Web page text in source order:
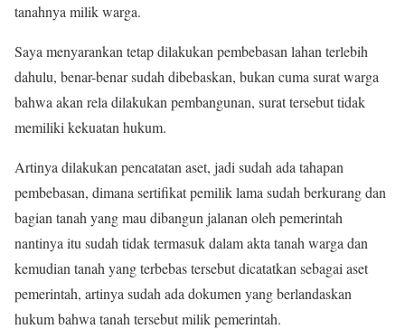
tanahnya milik warga.
Saya menyarankan tetap dilakukan pembebasan lahan terlebih
dahulu, benar-benar sudah dibebaskan, bukan cuma surat warga
bahwa akan rela dilakukan pembangunan, surat tersebut tidak
memiliki kekuatan hukum.
Artinya dilakukan pencatatan aset, jadi sudah ada tahapan
pembebasan, dimana sertifikat pemilik lama sudah berkurang dan
bagian tanah yang mau dibangun jalanan oleh pemerintah
nantinya itu sudah tidak termasuk dalam akta tanah warga dan
kemudian tanah yang terbebas tersebut dicatatkan sebagai aset
pemerintah, artinya sudah ada dokumen yang berlandaskan
hukum bahwa tanah tersebut milik pemerintah.